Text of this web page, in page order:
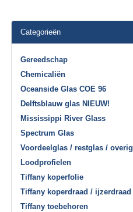
Categorieën
Gereedschap
Chemicaliën
Oceanside Glas COE 96
Delftsblauw glas NIEUW!
Mississippi River Glass
Spectrum Glas
Voordeelglas / restglas / overig
Loodprofielen
Tiffany koperfolie
Tiffany koperdraad / ijzerdraad
Tiffany toebehoren